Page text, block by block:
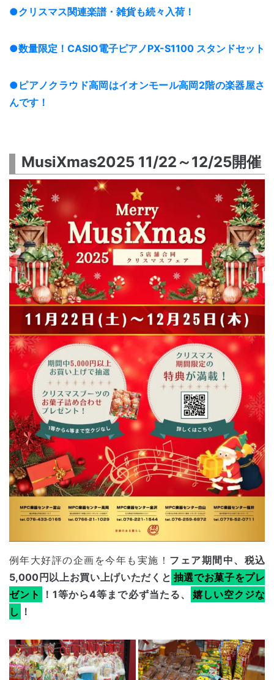
●クリスマス関連楽譜・雑貨も続々入荷！
●数量限定！CASIO電子ピアノPX-S1100 スタンドセット
●ピアノクラウド高岡はイオンモール高岡2階の楽器屋さ
んです！
MusiXmas2025 11/22～12/25開催
例年大好評の企画を今年も実施！ フェア期間中、税込
5,000円以上お買い上げいただくと 抽選でお菓子をプレ
ゼント
！1等から4等まで必ず当たる、
嬉しい空クジな
し ！